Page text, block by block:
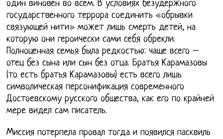
один виновен во всем. В условиях безудержного
государственного террора соединить «обрывки
связующей нити» может лишь смерть детей, на
которую они героически сами себя обрекли.
Полноценная семья была редкостью: чаще всего –
отец без сына или сын без отца. Братья Карамазовы
(то есть братья Карамазовы) есть всего лишь
символическая персонификация современного
Достоевскому русского общества, как его по крайней
мере видел сам писатель.
Миссия потерпела провал тогда и появился пасквиль